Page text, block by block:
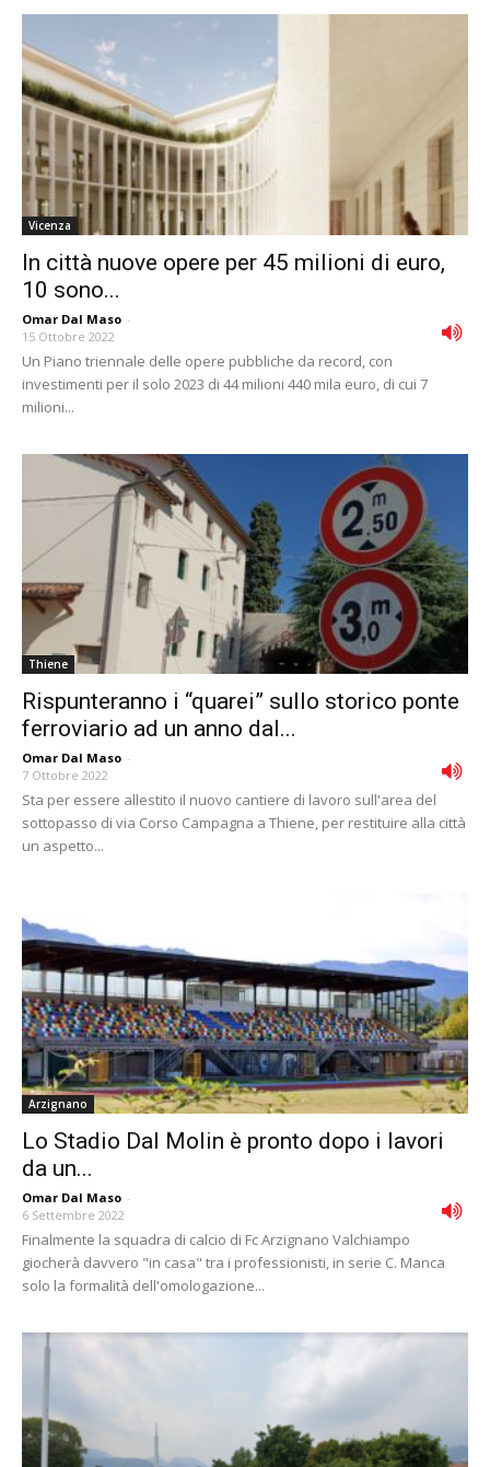
Vicenza
In città nuove opere per 45 milioni di euro,
10 sono...
Omar Dal Maso -
15 Ottobre 2022
Un Piano triennale delle opere pubbliche da record, con
investimenti per il solo 2023 di 44 milioni 440 mila euro, di cui 7
milioni...
Thiene
Rispunteranno i “quarei” sullo storico ponte
ferroviario ad un anno dal...
Omar Dal Maso -
7 Ottobre 2022
Sta per essere allestito il nuovo cantiere di lavoro sull'area del
sottopasso di via Corso Campagna a Thiene, per restituire alla città
un aspetto...
Arzignano
Lo Stadio Dal Molin è pronto dopo i lavori
da un...
Omar Dal Maso -
6 Settembre 2022
Finalmente la squadra di calcio di Fc Arzignano Valchiampo
giocherà davvero "in casa" tra i professionisti, in serie C. Manca
solo la formalità dell'omologazione...